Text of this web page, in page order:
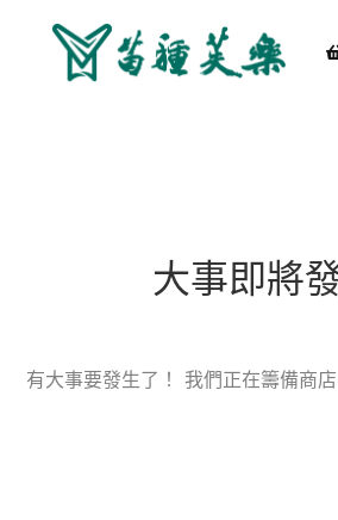
大事即將
有大事要發生了！ 我們正在籌備商